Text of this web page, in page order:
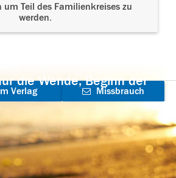
um Teil des Familienkreises zu
werden.
die Wende, Beginn der
Verlag
Missbrauch